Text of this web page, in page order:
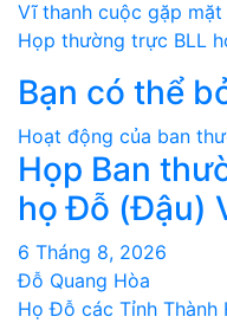
Điều
hướng
bài
viết
Vĩ thanh cuộc gặp
Họp thường trực BLL
Bạn có thể
Hoạt động của ban
Họp Ban
họ Đỗ (Đậu)
6 Tháng 8, 2026
Đỗ Quang Hòa
Họ Đỗ các Tỉnh Thành